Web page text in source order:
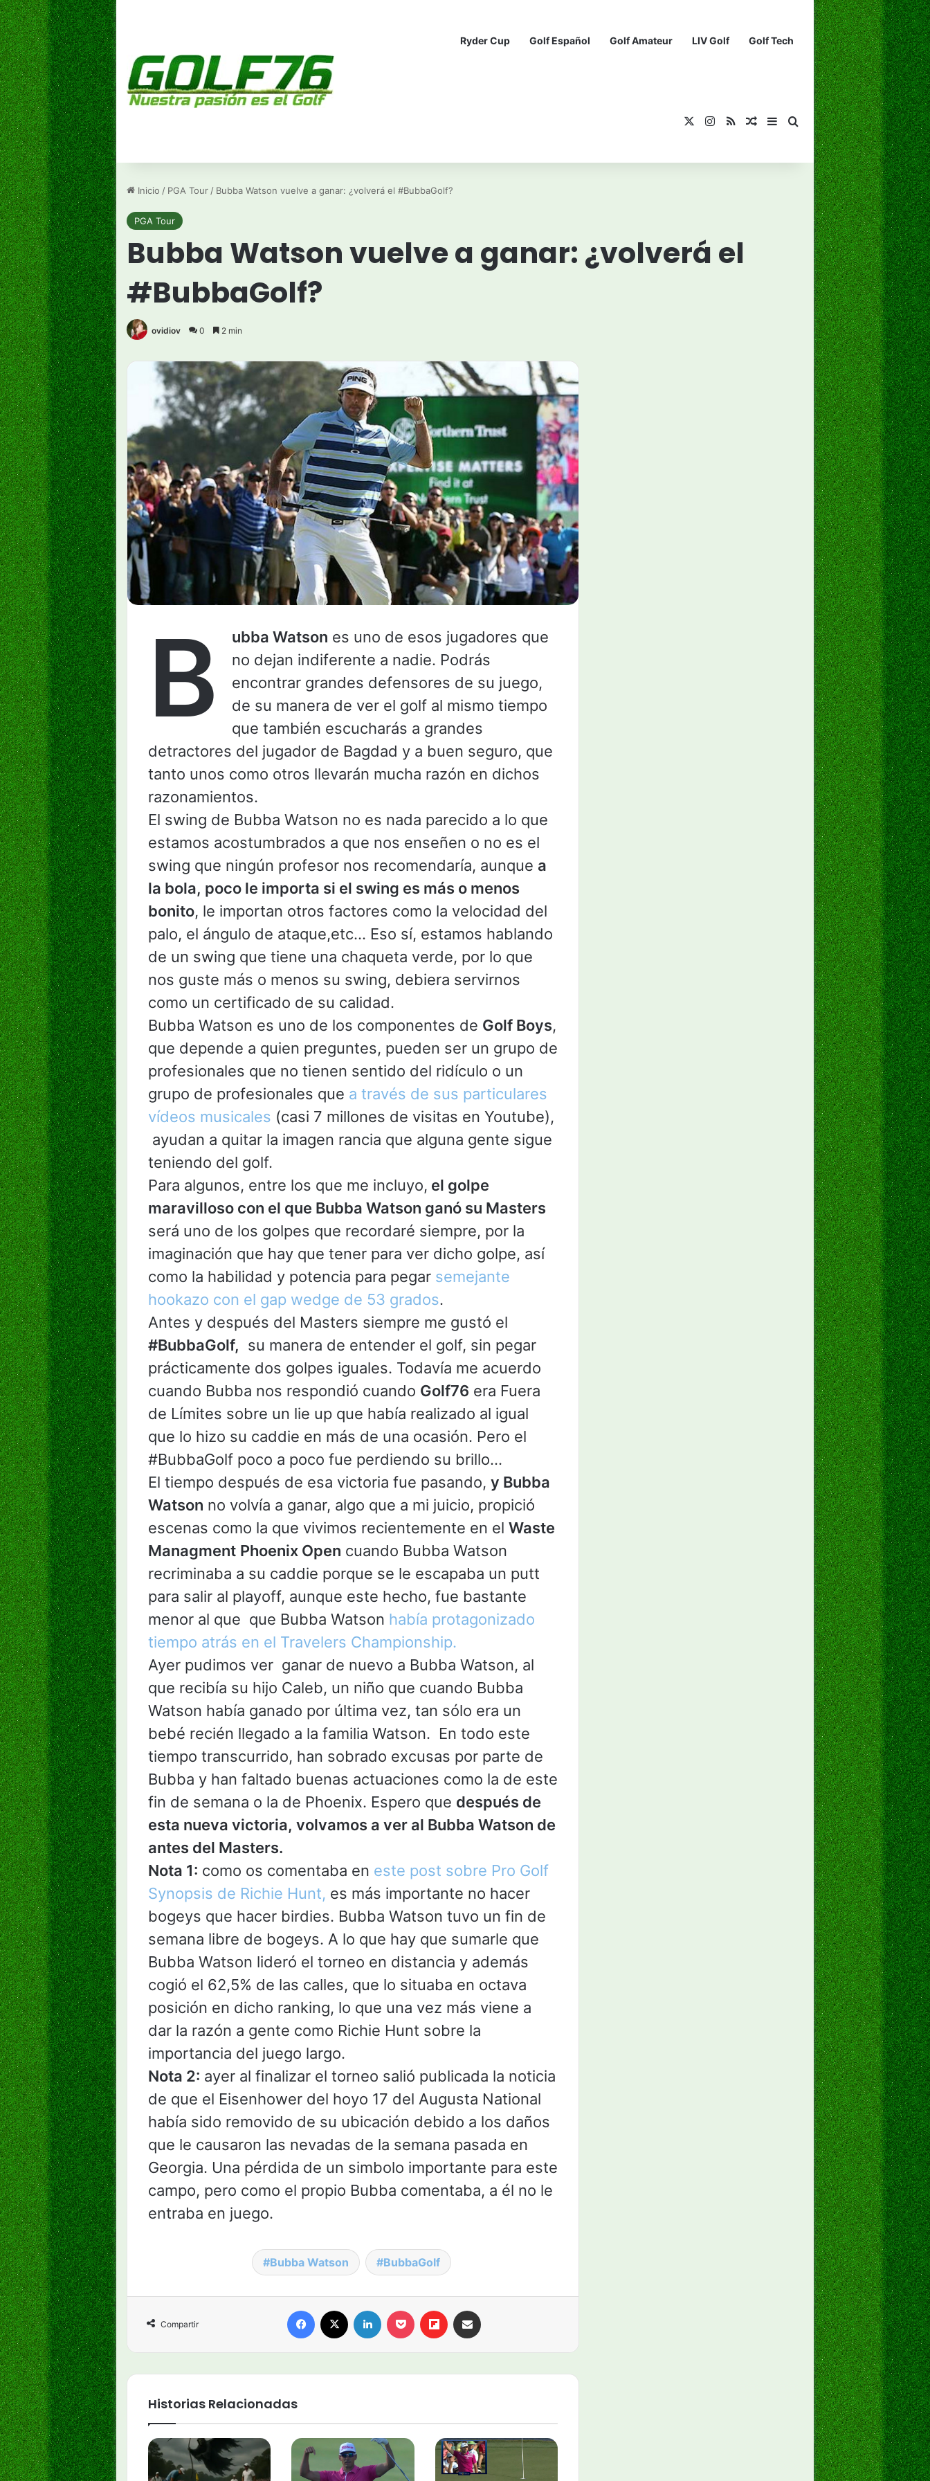
Ryder Cup Golf Español Golf Amateur LIV Golf Golf Tech
Instagram
RSS ¡Muéstrame un artículo
Barra lateral
Buscar...
Inicio / PGA Tour / Bubba Watson vuelve a ganar: ¿volverá el #BubbaGolf?
PGA Tour
Bubba Watson vuelve a ganar: ¿volverá el
#BubbaGolf?
ovidiov 0 2 min
B ubba Watson es uno de esos jugadores que
no dejan indiferente a nadie. Podrás
encontrar grandes defensores de su juego,
de su manera de ver el golf al mismo tiempo
que también escucharás a grandes
detractores del jugador de Bagdad y a buen seguro, que
tanto unos como otros llevarán mucha razón en dichos
razonamientos.
El swing de Bubba Watson no es nada parecido a lo que
estamos acostumbrados a que nos enseñen o no es el
swing que ningún profesor nos recomendaría, aunque a
la bola, poco le importa si el swing es más o menos
bonito, le importan otros factores como la velocidad del
palo, el ángulo de ataque,etc… Eso sí, estamos hablando
de un swing que tiene una chaqueta verde, por lo que
nos guste más o menos su swing, debiera servirnos
como un certificado de su calidad.
Bubba Watson es uno de los componentes de Golf Boys,
que depende a quien preguntes, pueden ser un grupo de
profesionales que no tienen sentido del ridículo o un
grupo de profesionales que a través de sus particulares
vídeos musicales (casi 7 millones de visitas en Youtube),
ayudan a quitar la imagen rancia que alguna gente sigue
teniendo del golf.
Para algunos, entre los que me incluyo, el golpe
maravilloso con el que Bubba Watson ganó su Masters
será uno de los golpes que recordaré siempre, por la
imaginación que hay que tener para ver dicho golpe, así
como la habilidad y potencia para pegar semejante
hookazo con el gap wedge de 53 grados.
Antes y después del Masters siempre me gustó el
#BubbaGolf, su manera de entender el golf, sin pegar
prácticamente dos golpes iguales. Todavía me acuerdo
cuando Bubba nos respondió cuando Golf76 era Fuera
de Límites sobre un lie up que había realizado al igual
que lo hizo su caddie en más de una ocasión. Pero el
#BubbaGolf poco a poco fue perdiendo su brillo…
El tiempo después de esa victoria fue pasando, y Bubba
Watson no volvía a ganar, algo que a mi juicio, propició
escenas como la que vivimos recientemente en el Waste
Managment Phoenix Open cuando Bubba Watson
recriminaba a su caddie porque se le escapaba un putt
para salir al playoff, aunque este hecho, fue bastante
menor al que que Bubba Watson había protagonizado
tiempo atrás en el Travelers Championship.
Ayer pudimos ver ganar de nuevo a Bubba Watson, al
que recibía su hijo Caleb, un niño que cuando Bubba
Watson había ganado por última vez, tan sólo era un
bebé recién llegado a la familia Watson. En todo este
tiempo transcurrido, han sobrado excusas por parte de
Bubba y han faltado buenas actuaciones como la de este
fin de semana o la de Phoenix. Espero que después de
esta nueva victoria, volvamos a ver al Bubba Watson de
antes del Masters.
Nota 1: como os comentaba en este post sobre Pro Golf
Synopsis de Richie Hunt, es más importante no hacer
bogeys que hacer birdies. Bubba Watson tuvo un fin de
semana libre de bogeys. A lo que hay que sumarle que
Bubba Watson lideró el torneo en distancia y además
cogió el 62,5% de las calles, que lo situaba en octava
posición en dicho ranking, lo que una vez más viene a
dar la razón a gente como Richie Hunt sobre la
importancia del juego largo.
Nota 2: ayer al finalizar el torneo salió publicada la noticia
de que el Eisenhower del hoyo 17 del Augusta National
había sido removido de su ubicación debido a los daños
que le causaron las nevadas de la semana pasada en
Georgia. Una pérdida de un simbolo importante para este
campo, pero como el propio Bubba comentaba, a él no le
entraba en juego.
Bubba Watson BubbaGolf
Compartir
Historias Relacionadas